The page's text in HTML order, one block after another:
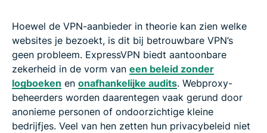
Hoewel de VPN-aanbieder in theorie kan zien welke
websites je bezoekt, is dit bij betrouwbare VPN’s
geen probleem. ExpressVPN biedt aantoonbare
zekerheid in de vorm van een beleid zonder
logboeken en onafhankelijke audits. Webproxy-
beheerders worden daarentegen vaak gerund door
anonieme personen of ondoorzichtige kleine
bedrijfjes. Veel van hen zetten hun privacybeleid niet